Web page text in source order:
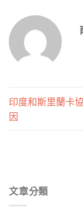
印度和斯里蘭卡
因
文章分類